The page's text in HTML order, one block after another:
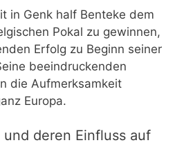
in Genk half Benteke dem
Pokal zu gewinnen,
Erfolg zu Beginn seiner
beeindruckenden
die Aufmerksamkeit
Europa.
und deren Einfluss auf